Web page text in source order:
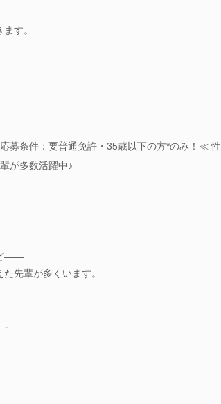
す。
募条件：要普通免許・35歳以下の方*のみ！≪ 性
が多数活躍中♪
ど――
先輩が多くいます。